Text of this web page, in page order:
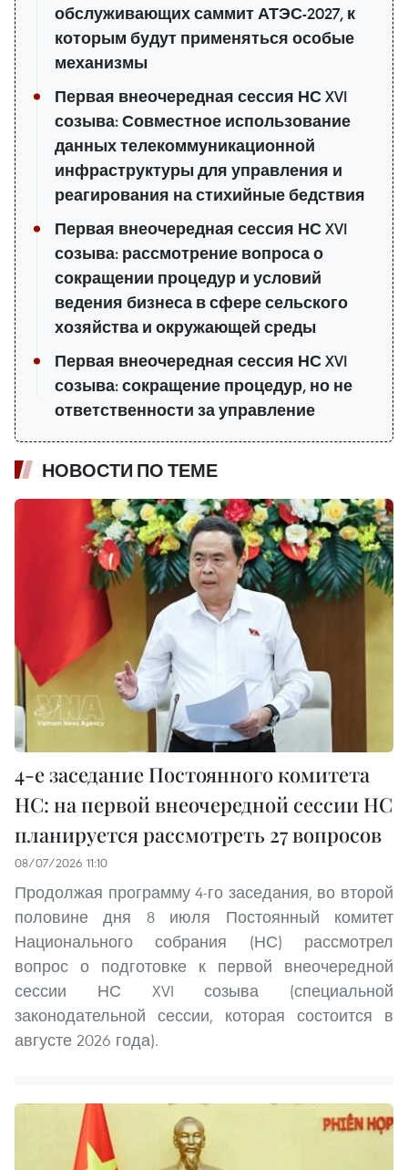
обслуживающих саммит АТЭС-2027, к
которым будут применяться особые
механизмы
Первая внеочередная сессия НС XVI
созыва: Совместное использование
данных телекоммуникационной
инфраструктуры для управления и
реагирования на стихийные бедствия
Первая внеочередная сессия НС XVI
созыва: рассмотрение вопроса о
сокращении процедур и условий
ведения бизнеса в сфере сельского
хозяйства и окружающей среды
Первая внеочередная сессия НС XVI
созыва: сокращение процедур, но не
ответственности за управление
НОВОСТИ ПО ТЕМЕ
4-е заседание Постоянного комитета
НС: на первой внеочередной сессии НС
планируется рассмотреть 27 вопросов
08/07/2026 11:10
Продолжая программу 4-го заседания, во второй
половине дня 8 июля Постоянный комитет
Национального собрания (НС) рассмотрел
вопрос о подготовке к первой внеочередной
сессии НС XVI созыва (специальной
законодательной сессии, которая состоится в
августе 2026 года).